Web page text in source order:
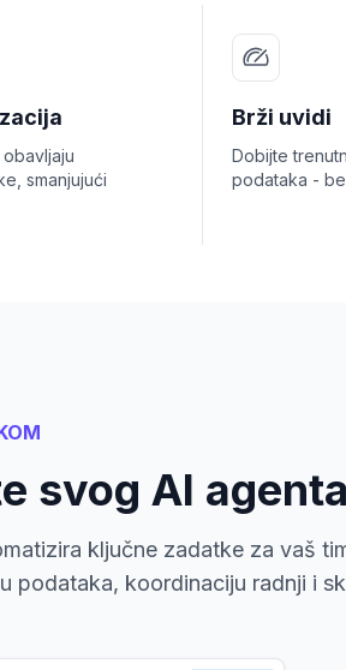
smanjujući
Brži uvidi
Dobijte
podataka -
svog AI agenta
ključne zadatke za vaš
podataka, koordinaciju radnji i